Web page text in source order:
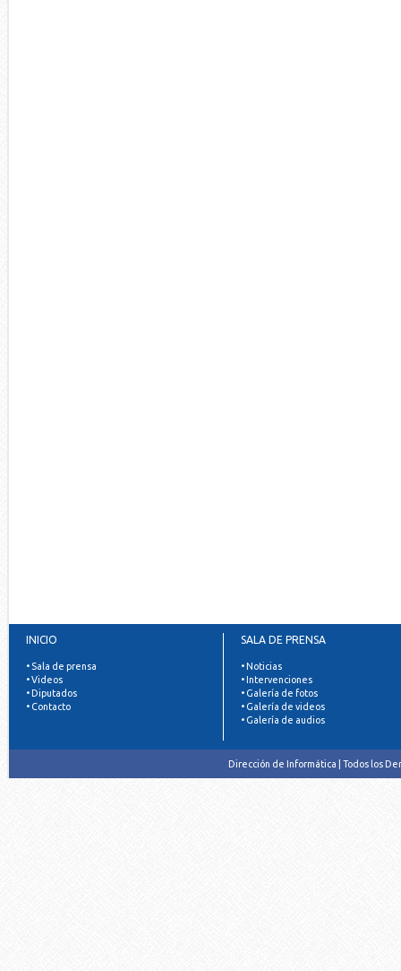
INICIO
• Sala de prensa
• Videos
• Diputados
• Contacto
SALA DE PRENSA
• Noticias
• Intervenciones
• Galería de fotos
• Galería de videos
• Galería de audios
Dirección de Informática | Todos los